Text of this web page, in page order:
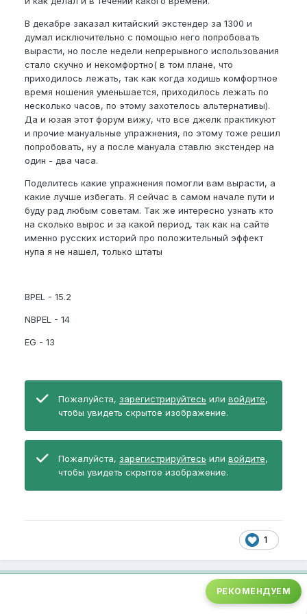
В декабре заказал китайский экстендер за 1300 и
думал исключительно с помощью него попробовать
вырасти, но после недели непрерывного использования
стало скучно и некомфортно( в том плане, что
приходилось лежать, так как когда ходишь комфортное
время ношения уменьшается, приходилось лежать по
несколько часов, по этому захотелось альтернативы).
Да и юзая этот форум вижу, что все джелк практикуют
и прочие мануальные упражнения, по этому тоже решил
попробовать, ну а после мануала ставлю экстендер на
один - два часа.
Поделитесь какие упражнения помогли вам вырасти, а
какие лучше избегать. Я сейчас в самом начале пути и
буду рад любым советам. Так же интересно узнать кто
на сколько вырос и за какой период, так как на сайте
именно русских историй про положительный эффект
нупа я не нашел, только штаты
BPEL - 15.2
NBPEL - 14
EG - 13
Пожалуйста, зарегистрируйтесь или войдите,
чтобы увидеть скрытое изображение.
Пожалуйста, зарегистрируйтесь или войдите,
чтобы увидеть скрытое изображение.
1
РЕКОМЕНДУЕМ